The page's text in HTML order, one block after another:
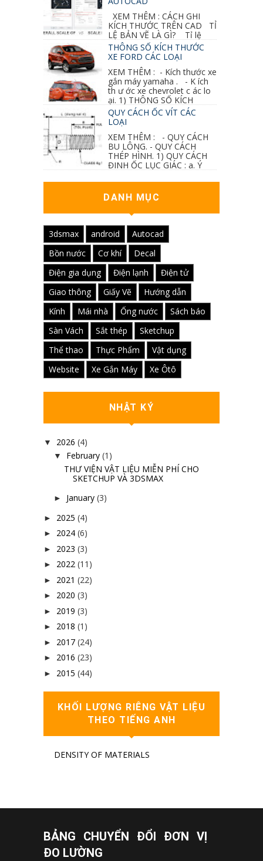
XEM THÊM : CÁCH GHI
KÍCH THƯỚC TRÊN CAD TỈ
LỆ BẢN VẼ LÀ GÌ? Tỉ lệ
của hình vẽ trong bản vẽ thiết kế kiến trúc...
THÔNG SỐ KÍCH THƯỚC
XE FORD CÁC LOẠI
XEM THÊM : - Kích thước xe
gắn máy yamaha . - K ích
th ư ớc xe chevrolet c ác lo
ại. 1) THÔNG SỐ KÍCH
QUY CÁCH ỐC VÍT CÁC
LOẠI
XEM THÊM : - QUY CÁCH
BU LÔNG. - QUY CÁCH
THÉP HÌNH. 1) QUY CÁCH
ĐINH ỐC LỤC GIÁC : a. Ý
DANH MỤC
3dsmax android
Autocad
Bồn nước
Cơ khí
Decal
Điện gia dụng
Điện lạnh
Điện tử
Giao thông
Giấy Vẽ
Hướng dẫn
Kính
Mái nhà Ống nước
Sách báo
Sàn Vách
Sắt thép
Sketchup
Thể thao
Thực Phẩm
Vật dụng
Website
Xe Gắn Máy Xe Ôtô
NHẬT KÝ
▼ 2026 (4)
▼ February (1)
THƯ VIỆN VẬT LIỆU MIỄN PHÍ CHO
SKETCHUP VÀ 3DSMAX
► January (3)
► 2025 (4)
► 2024 (6)
► 2023 (3)
► 2022 (11)
► 2021 (22)
► 2020 (3)
► 2019 (3)
► 2018 (1)
► 2017 (24)
► 2016 (23)
► 2015 (44)
KHỐI LƯỢNG RIÊNG VẬT LIỆU
THEO TIẾNG ANH
DENSITY OF MATERIALS
BẢNG CHUYỂN ĐỔI ĐƠN VỊ
ĐO LƯỜNG